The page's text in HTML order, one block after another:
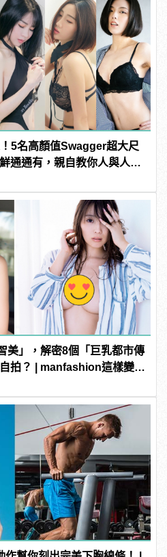
5名高顏值Swagger超大尺
通通有，親自教你人與人的
型男
美」，解密8個「巨乳都市傳
拍？ | manfashion這樣變型